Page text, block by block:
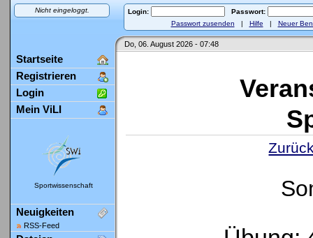
Nicht eingeloggt. Login:
Passwort:
Passwort zusenden | Hilfe | Neuer
Do, 06. August 2026 - 07:48
Startseite
Registrieren
Login
Mein ViLI
Sportwissenschaft
Neuigkeiten
RSS-Feed